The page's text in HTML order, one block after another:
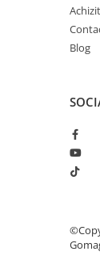
■ Truse si scule
■ Suporturi
■ Consumabile
■ Echipamente
■ Echipamente
Blog